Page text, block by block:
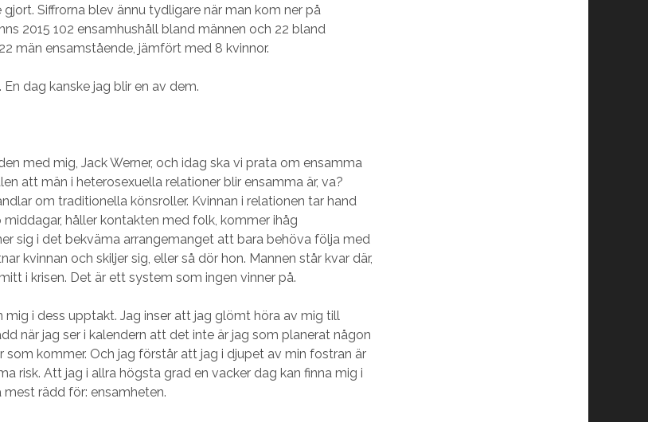
Siffrorna blev ännu tydligare när man kom ner på
2015 102 ensamhushåll bland männen och 22 bland
män ensamstående, jämfört med 8 kvinnor.
dag kanske jag blir en av dem.
med mig, Jack Werner, och idag ska vi prata om ensamma
att män i heterosexuella relationer blir ensamma är, va?
om traditionella könsroller. Kvinnan i relationen tar hand
håller kontakten med folk, kommer ihåg
sig i det bekväma arrangemanget att bara behöva följa med
kvinnan och skiljer sig, eller så dör hon. Mannen står kvar där,
i krisen. Det är ett system som ingen vinner på.
mig i dess upptakt. Jag inser att jag glömt höra av mig till
när jag ser i kalendern att det inte är jag som planerat någon
som kommer. Och jag förstår att jag i djupet av min fostran är
risk. Att jag i allra högsta grad en vacker dag kan finna mig i
rädd för: ensamheten.